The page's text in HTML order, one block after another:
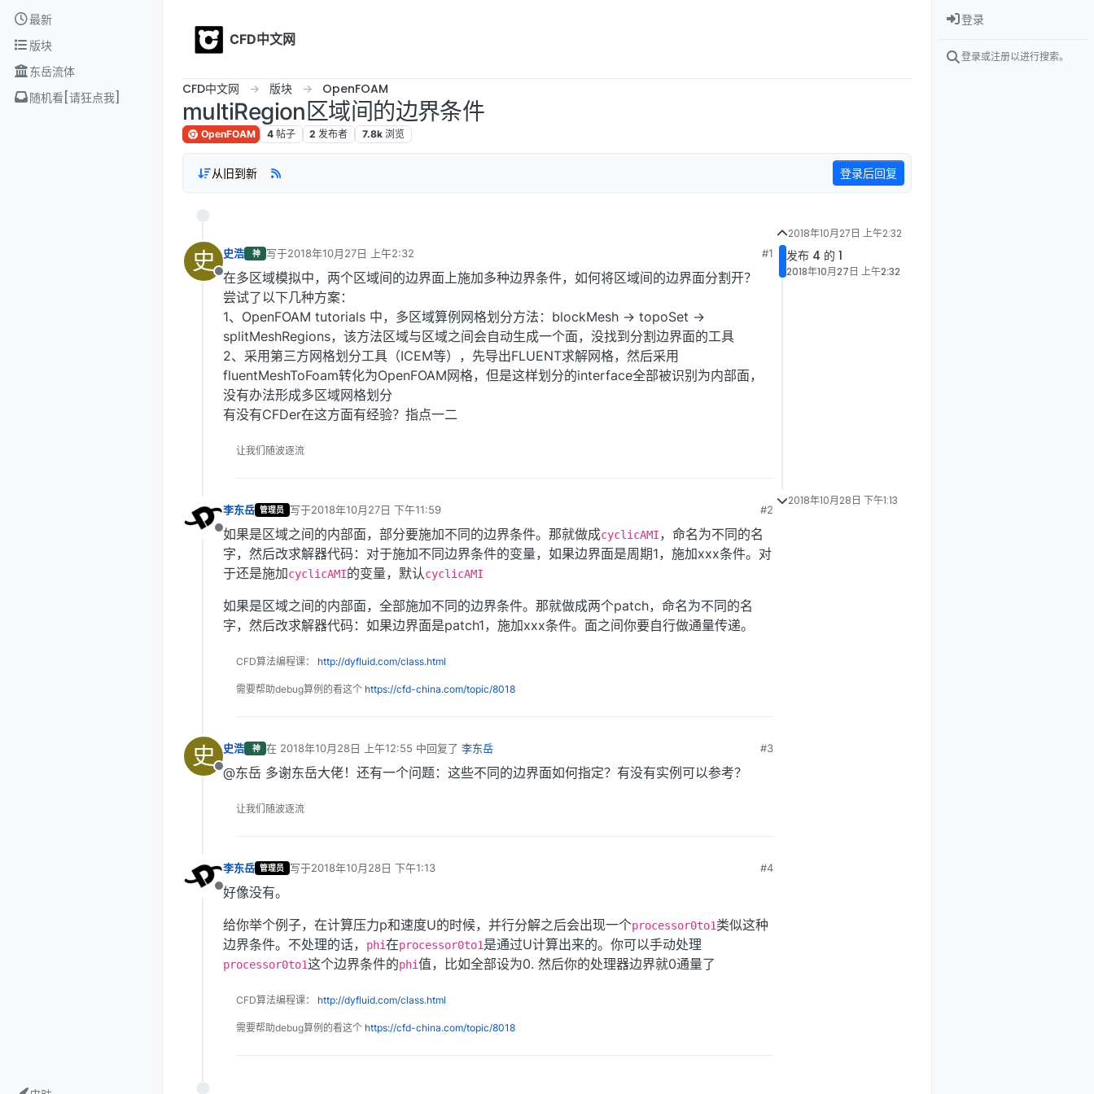
Skip to content
最新
版块
东岳流体
随机看[请狂点我]
CFD中文网
CFD中文网 版块 OpenFOAM
multiRegion区域间的边界条件
OpenFOAM 4 帖子 2 发布者 7.8k 浏览
从旧到新 登录后回复
史
离线
史浩 神 写于2018年10月27日 上午2:32
最后由 编辑
#1
在多区域模拟中，两个区域间的边界面上施加多种边界条件，如何将区域间的边界面分割开？
尝试了以下几种方案：
1、OpenFOAM tutorials 中，多区域算例网格划分方法：blockMesh -> topoSet ->
splitMeshRegions，该方法区域与区域之间会自动生成一个面，没找到分割边界面的工具
2、采用第三方网格划分工具（ICEM等），先导出FLUENT求解网格，然后采用
fluentMeshToFoam转化为OpenFOAM网格，但是这样划分的interface全部被识别为内部面，
没有办法形成多区域网格划分
有没有CFDer在这方面有经验？指点一二
让我们随波逐流
离线
李东岳 管理员 写于2018年10月27日 下午11:59
最后由 编辑
#2
如果是区域之间的内部面，部分要施加不同的边界条件。那就做成cyclicAMI，命名为不同的名
字，然后改求解器代码：对于施加不同边界条件的变量，如果边界面是周期1，施加xxx条件。对
于还是施加cyclicAMI的变量，默认cyclicAMI
如果是区域之间的内部面，全部施加不同的边界条件。那就做成两个patch，命名为不同的名
字，然后改求解器代码：如果边界面是patch1，施加xxx条件。面之间你要自行做通量传递。
CFD算法编程课： http://dyfluid.com/class.html
需要帮助debug算例的看这个 https://cfd-china.com/topic/8018
史
离线
史浩 神 在 2018年10月28日 上午12:55 中回复了 李东岳
最后由 编辑
#3
@东岳 多谢东岳大佬！还有一个问题：这些不同的边界面如何指定？有没有实例可以参考？
让我们随波逐流
离线
李东岳 管理员 写于2018年10月28日 下午1:13
最后由 编辑
#4
好像没有。
给你举个例子，在计算压力p和速度U的时候，并行分解之后会出现一个processor0to1类似这种
边界条件。不处理的话，
phi在processor0to1是通过U计算出来的。你可以手动处理
processor0to1这个边界条件的phi值，比如全部设为0. 然后你的处理器边界就0通量了
CFD算法编程课： http://dyfluid.com/class.html
需要帮助debug算例的看这个 https://cfd-china.com/topic/8018
2018年10月27日 上午2:32
发布 4 的 1
2018年10月27日 上午2:32
2018年10月28日 下午1:13
登录
登录或注册以进行搜索。